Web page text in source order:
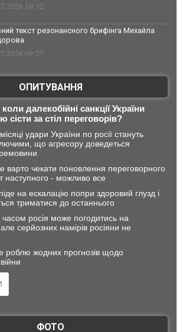
10:32
текст резонансного брифінга Михайла
09:27
ОПИТУВАННЯ
далекобійні санкції України
сісти за стіл переговорів?
удари України по росії стануть
що агресору доведеться
варто чекати поновлення переговорного
наступного - можливо все
на ескалацію попри здоровий глузд і
триматися до останнього
росія може погодитись на
серйозних намірів росіяни не
роблю жодних прогнозів щодо
ФОТО